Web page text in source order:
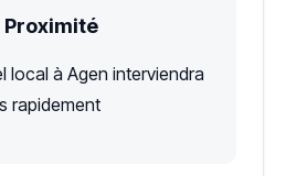
Proximité
local à Agen interviendra
rapidement